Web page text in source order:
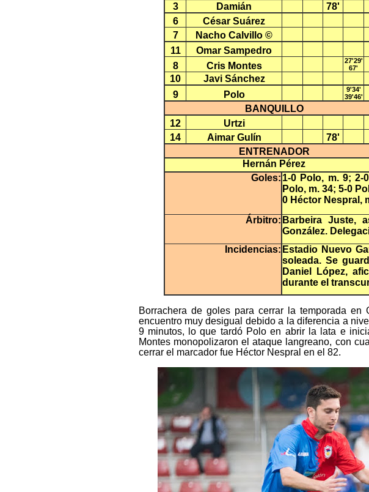
3
Damián 78'
6
César Suárez
7
Nacho Calvillo ©
11
Omar Sampedro
8
Cris Montes
27'29'
67'
10
Javi Sánchez
9
Polo
9'34'
39'46'
BANQUILLO
12
Urtzi
14
Aimar Gulín 78'
ENTRENADOR
Hernán Pérez
Goles: 1-0 Polo, m. 9; 2-
Polo, m. 34; 5-0
0 Héctor Nespral,
Árbitro: Barbeira Juste,
González.
Incidencias: Estadio Nuevo
soleada. Se
Daniel López,
durante el
Borrachera de goles para cerrar la temporada
encuentro muy desigual debido a la diferencia a
9 minutos, lo que tardó Polo en abrir la lata e
Montes monopolizaron el ataque langreano, con
cerrar el marcador fue Héctor Nespral en el 82.